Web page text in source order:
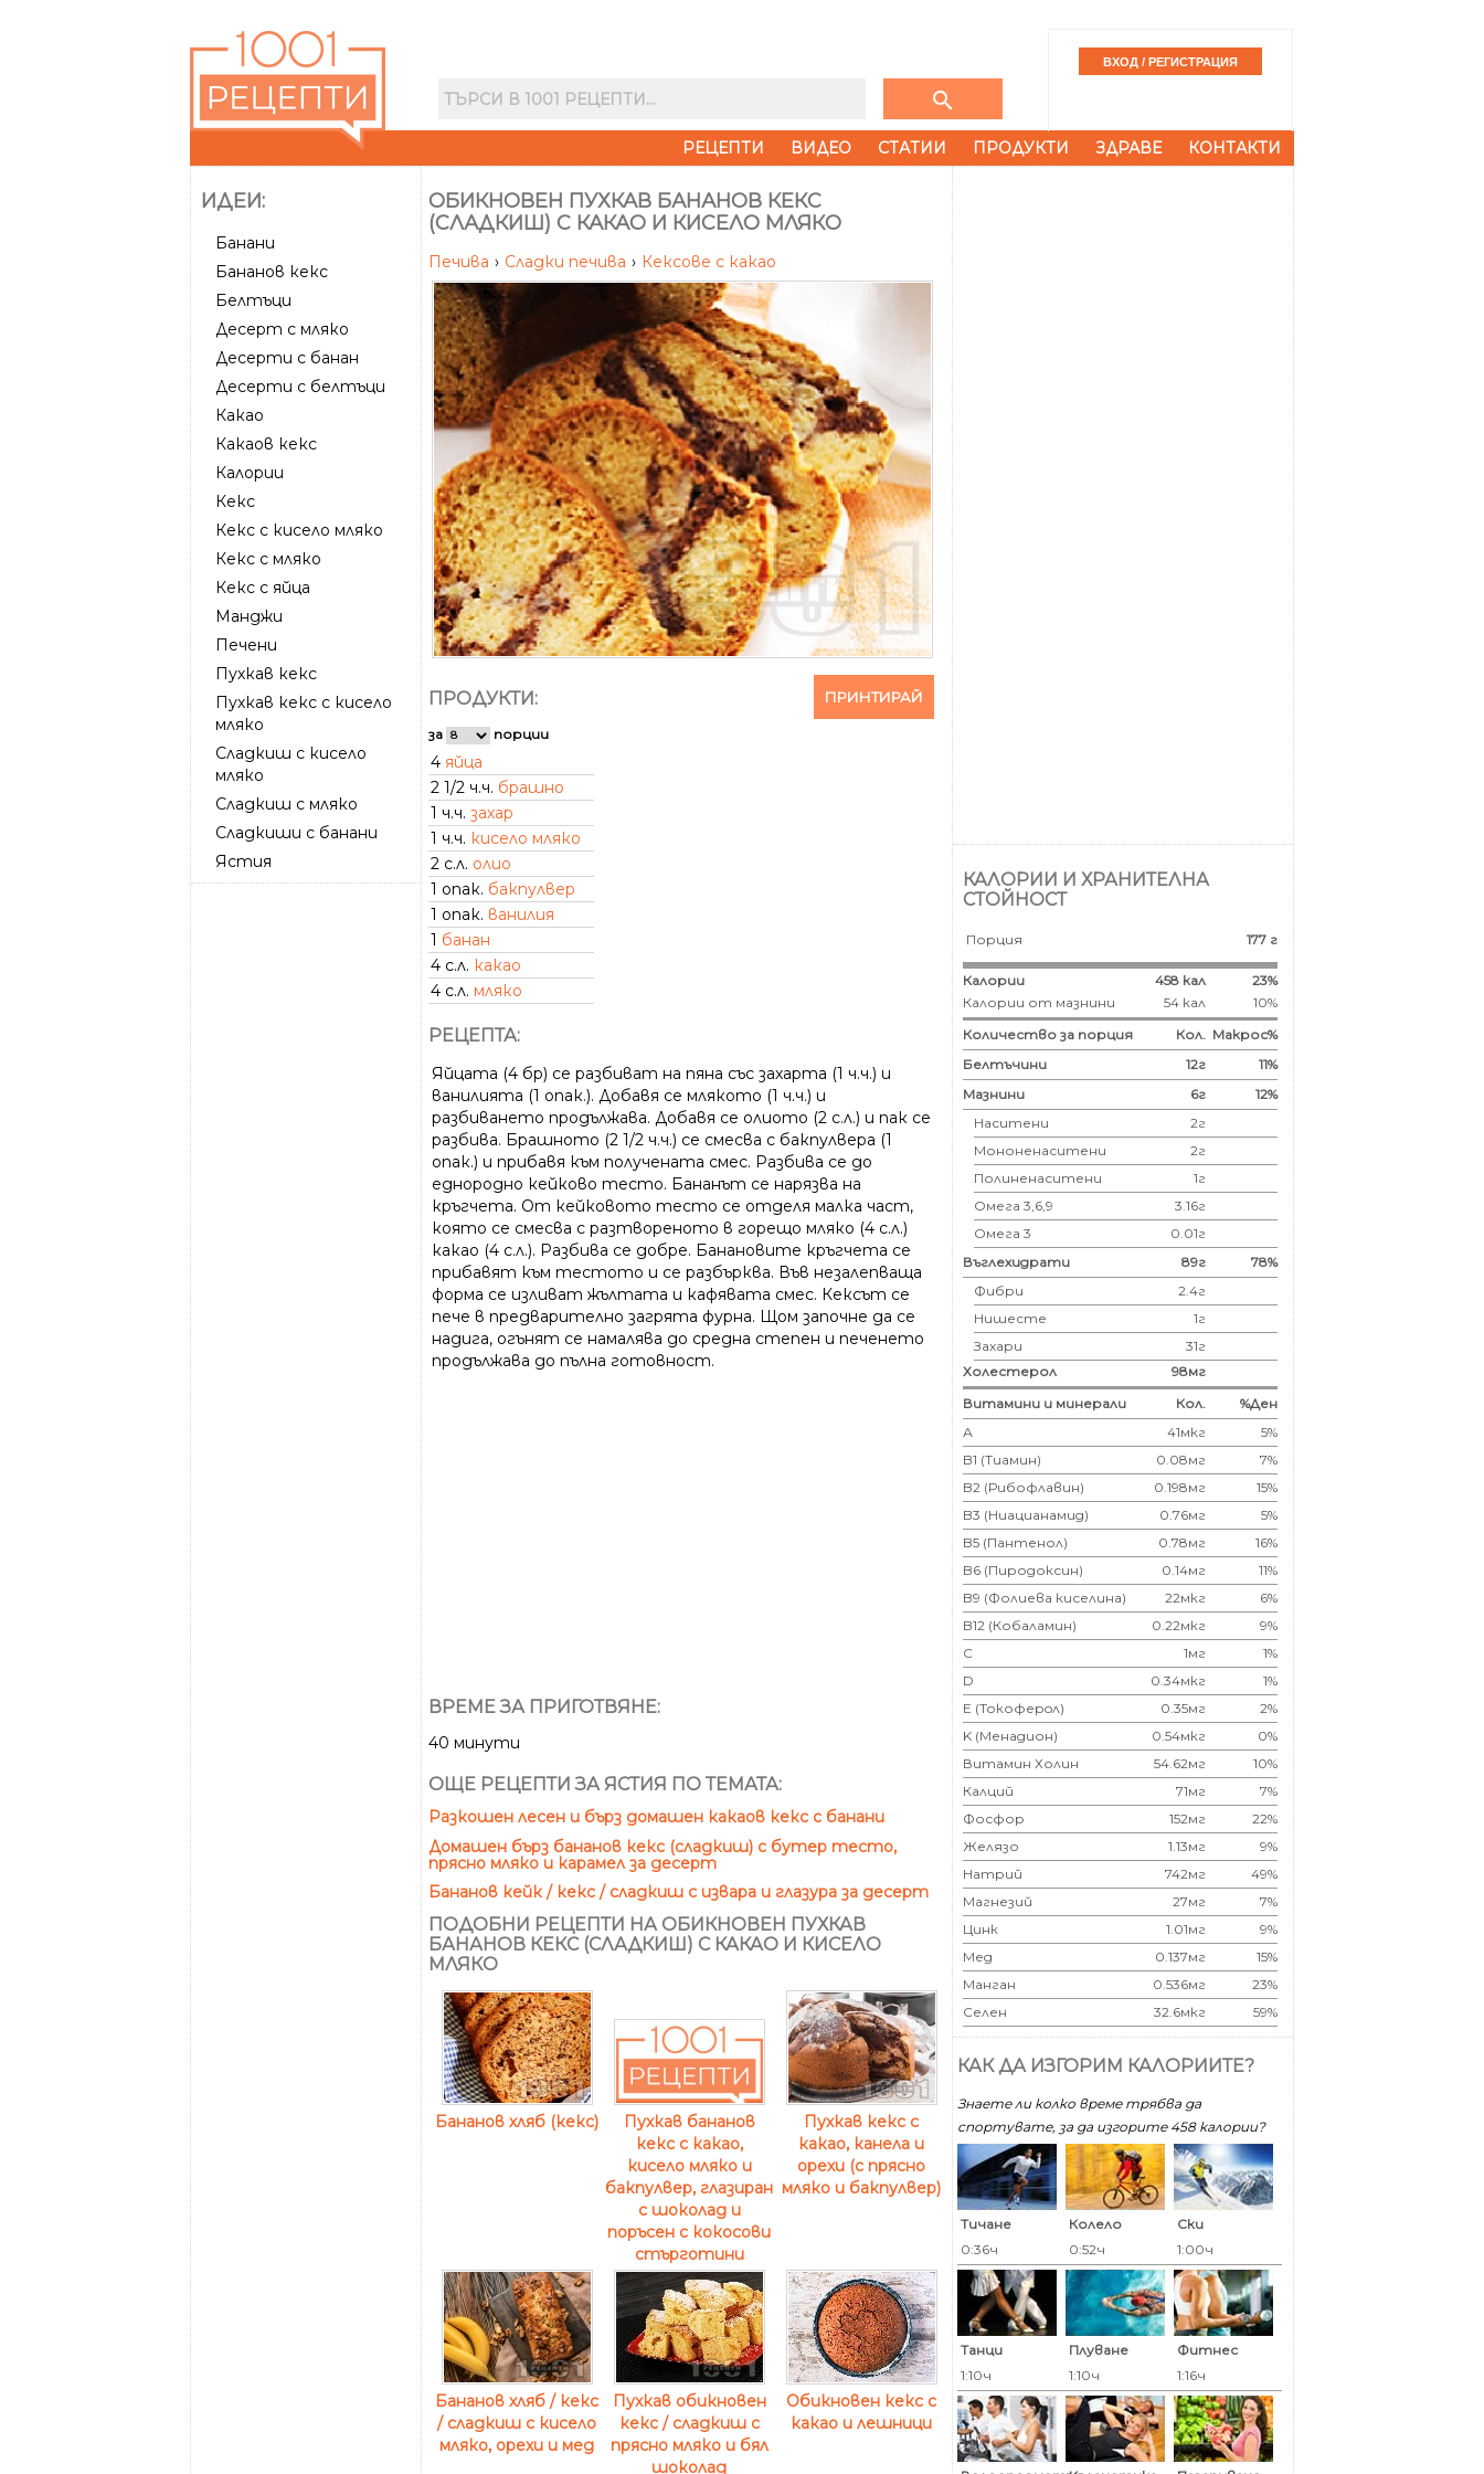
search
РЕЦЕПТИ ВИДЕО СТАТИИ ПРОДУКТИ ЗДРАВЕ КОНТАКТИ
ИДЕИ:
Банани
Бананов кекс
Белтъци
Десерт с мляко
Десерти с банан
Десерти с белтъци
Какао
Какаов кекс
Калории
Кекс
Кекс с кисело мляко
Кекс с мляко
Кекс с яйца
Манджи
Печени
Пухкав кекс
Пухкав кекс с кисело
мляко
Сладкиш с кисело
мляко
Сладкиш с мляко
Сладкиши с банани
Ястия
ОБИКНОВЕН ПУХКАВ БАНАНОВ КЕКС
(СЛАДКИШ) С КАКАО И КИСЕЛО МЛЯКО
Печива › Сладки печива › Кексове с какао
ПРИНТИРАЙ
ПРОДУКТИ:
за порции
4 яйца
2 1/2 ч.ч. брашно
1 ч.ч. захар
1 ч.ч. кисело мляко
2 с.л. олио
1 опак. бакпулвер
1 опак. ванилия
1 банан
4 с.л. какао
4 с.л. мляко
РЕЦЕПТА:
Яйцата (4 бр) се разбиват на пяна със захарта (1 ч.ч.) и
ванилията (1 опак.). Добавя се млякото (1 ч.ч.) и
разбиването продължава. Добавя се олиото (2 с.л.) и пак се
разбива. Брашното (2 1/2 ч.ч.) се смесва с бакпулвера (1
опак.) и прибавя към получената смес. Разбива се до
еднородно кейково тесто. Бананът се нарязва на
кръгчета. От кейковото тесто се отделя малка част,
която се смесва с разтвореното в горещо мляко (4 с.л.)
какао (4 с.л.). Разбива се добре. Банановите кръгчета се
прибавят към тестото и се разбърква. Във незалепваща
форма се изливат жълтата и кафявата смес. Кексът се
пече в предварително загрята фурна. Щом започне да се
надига, огънят се намалява до средна степен и печенето
продължава до пълна готовност.
ВРЕМЕ ЗА ПРИГОТВЯНЕ:
40 минути
ОЩЕ РЕЦЕПТИ ЗА ЯСТИЯ ПО ТЕМАТА:
Разкошен лесен и бърз домашен какаов кекс с банани
Домашен бърз бананов кекс (сладкиш) с бутер тесто,
прясно мляко и карамел за десерт
Бананов кейк / кекс / сладкиш с извара и глазура за десерт
ПОДОБНИ РЕЦЕПТИ НА ОБИКНОВЕН ПУХКАВ
БАНАНОВ КЕКС (СЛАДКИШ) С КАКАО И КИСЕЛО
МЛЯКО
Бананов хляб (кекс)
Пухкав бананов
кекс с какао,
кисело мляко и
бакпулвер, глазиран
с шоколад и
поръсен с кокосови
стърготини
Пухкав кекс с
какао, канела и
орехи (с прясно
мляко и бакпулвер)
Бананов хляб / кекс
/ сладкиш с кисело
мляко, орехи и мед
Пухкав обикновен
кекс / сладкиш с
прясно мляко и бял
шоколад
Обикновен кекс с
какао и лешници
КАЛОРИИ И ХРАНИТЕЛНА
СТОЙНОСТ
Порция 177 г
Калории 458 кал
23%
Калории от мазнини
54 кал
10%
Количество за порция
Кол. Макрос%
Белтъчини
12г
11%
Мазнини
6г
12%
Наситени
2г
Мононенаситени
2г
Полиненаситени
1г
Омега 3,6,9
3.16г
Омега 3
0.01г
Въглехидрати
89г
78%
Фибри
2.4г
Нишесте
1г
Захари
31г
Холестерол
98мг
Витамини и минерали
Кол.
%Ден
А
41мкг
5%
B1 (Тиамин)
0.08мг
7%
B2 (Рибофлавин)
0.198мг
15%
B3 (Ниацианамид)
0.76мг
5%
B5 (Пантенол)
0.78мг
16%
B6 (Пиродоксин)
0.14мг
11%
B9 (Фолиева киселина)
22мкг
6%
B12 (Кобаламин)
0.22мкг
9%
C
1мг
1%
D
0.34мкг
1%
E (Токоферoл)
0.35мг
2%
K (Менадион)
0.54мкг
0%
Витамин Холин
54.62мг
10%
Калций
71мг
7%
Фосфор
152мг
22%
Желязо
1.13мг
9%
Натрий
742мг
49%
Магнезий
27мг
7%
Цинк
1.01мг
9%
Мед
0.137мг
15%
Манган
0.536мг
23%
Селен
32.6мкг 59%
КАК ДА ИЗГОРИМ КАЛОРИИТЕ?
Знаете ли колко време трябва да
спортувате, за да изгорите 458 калoрии?
Тичане
0:36ч
Колело
0:52ч
Ски
1:00ч
Танци
1:10ч
Плуване
1:10ч
Фитнес
1:16ч